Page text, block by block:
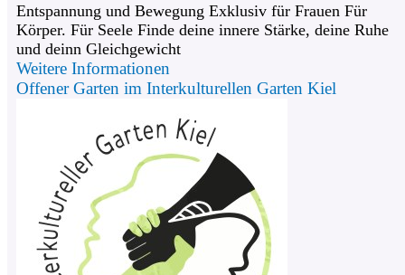
Entspannung und Bewegung Exklusiv für Frauen Für
Körper. Für Seele Finde deine innere Stärke, deine Ruhe
und deinn Gleichgewicht
Weitere Informationen
Offener Garten im Interkulturellen Garten Kiel